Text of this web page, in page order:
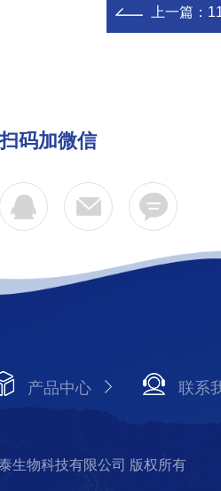
上一篇：
扫码加微信
产品中心 联系
生物科技有限公司 版权所有